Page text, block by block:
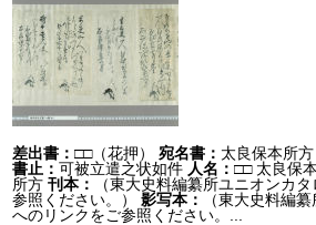
差出書：□□（花押） 宛名書： 太良保本所方
書止：可被立遣之状如件 人名：□□ 太良保
所方 刊本：
（東大史料編纂所ユニオンカ
参照ください。）
影写本：
（東大史料編
へのリンクをご参照ください。...